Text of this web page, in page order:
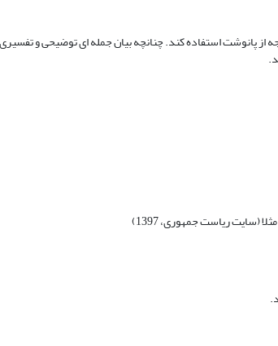
از پانوشت استفاده کند. چنانچه بیان جمله ای توضیحی و
ریاست جمهوری، 1397)